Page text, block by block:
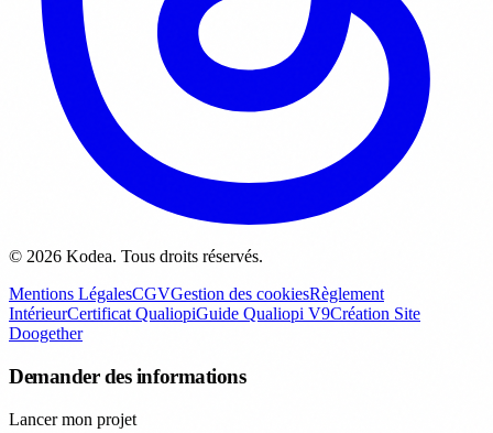
© 2026 Kodea. Tous droits réservés.
Mentions LégalesCGVGestion des cookiesRèglement
IntérieurCertificat QualiopiGuide Qualiopi V9Création Site
Doogether
Demander des informations
Lancer mon projet